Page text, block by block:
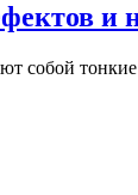
и
собой